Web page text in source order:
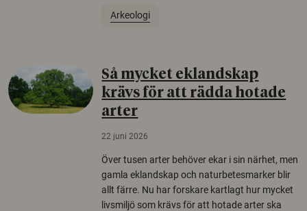
Arkeologi
Så mycket eklandskap
krävs för att rädda hotade
arter
22 juni 2026
Över tusen arter behöver ekar i sin närhet, men
gamla eklandskap och naturbetesmarker blir
allt färre. Nu har forskare kartlagt hur mycket
livsmiljö som krävs för att hotade arter ska